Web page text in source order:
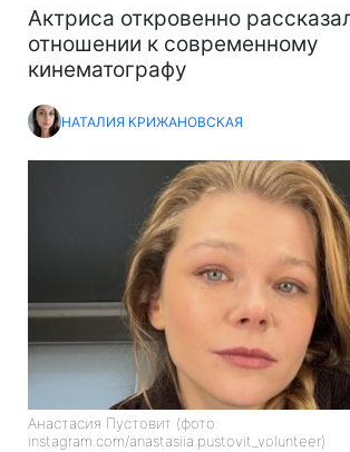
Актриса откровенно
отношении к современному
кинематографу
НАТАЛИЯ КРИЖАНОВСКАЯ
Анастасия Пустовит (фото:
instagram.com/anastasiia.pustovit_volunteer)